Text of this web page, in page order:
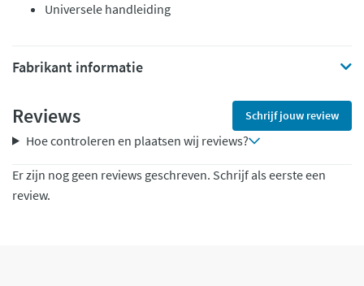
Universele handleiding
Fabrikant informatie
Reviews Schrijf jouw review
Hoe controleren en plaatsen wij reviews?
Er zijn nog geen reviews geschreven. Schrijf als eerste een
review.